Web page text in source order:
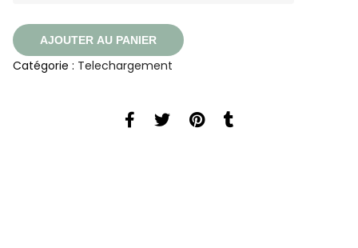
AJOUTER AU PANIER
Catégorie : Telechargement